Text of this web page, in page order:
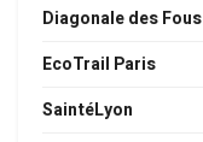
Diagonale des Fous
EcoTrail Paris
SaintéLyon